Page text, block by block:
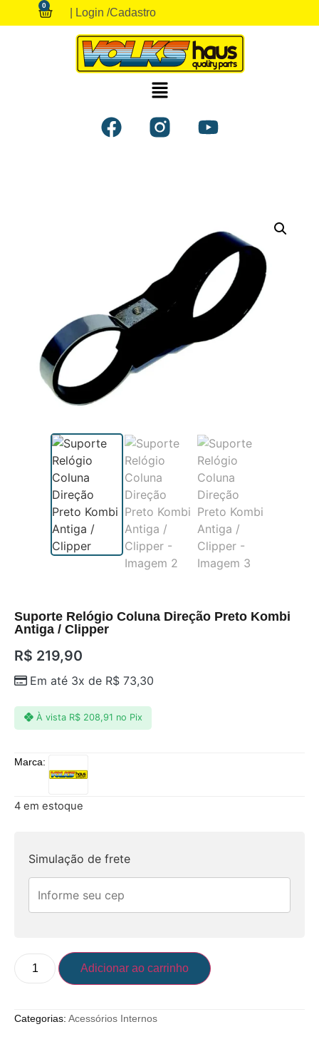
0
| Login /Cadastro
Suporte Relógio Coluna Direção Preto Kombi
Antiga / Clipper
R$ 219,90
Em até 3x de R$ 73,30
À vista R$208,91 no Pix
Marca:
4 em estoque
Simulação de frete
Adicionar ao carrinho
Categorias: Acessórios Internos